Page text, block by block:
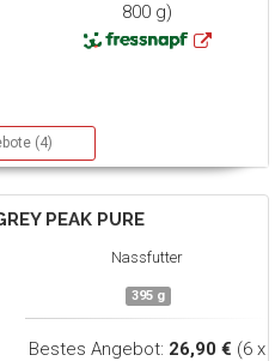
800 g)
(4)
PEAK PURE
Nassfutter
395 g
Bestes Angebot: 26,90 € (6 x